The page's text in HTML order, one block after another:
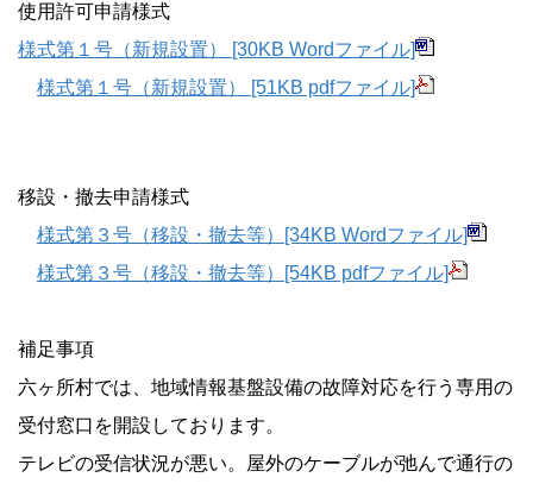
使用許可申請様式
様式第１号（新規設置） [30KB Wordファイル]
様式第１号（新規設置） [51KB pdfファイル]
移設・撤去申請様式
様式第３号（移設・撤去等）[34KB Wordファイル]
様式第３号（移設・撤去等）[54KB pdfファイル]
補足事項
六ヶ所村では、地域情報基盤設備の故障対応を行う専用の
受付窓口を開設しております。
テレビの受信状況が悪い。屋外のケーブルが弛んで通行の